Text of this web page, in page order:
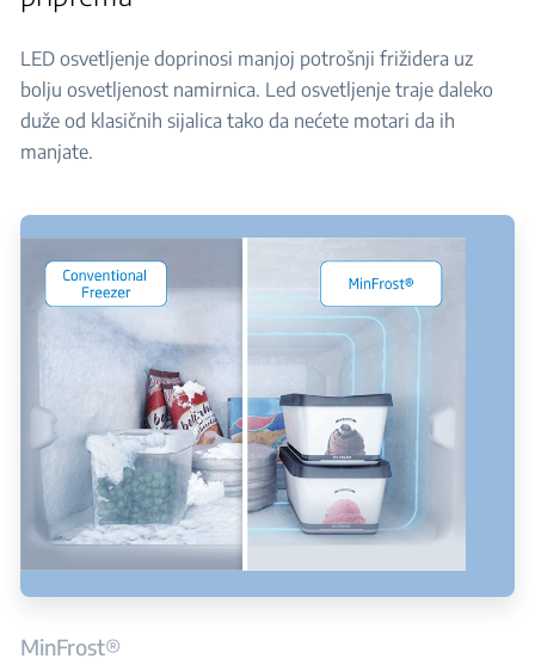
LED osvetljenje doprinosi manjoj potrošnji frižidera uz
bolju osvetljenost namirnica. Led osvetljenje traje daleko
duže od klasičnih sijalica tako da nećete motari da ih
manjate.
MinFrost®